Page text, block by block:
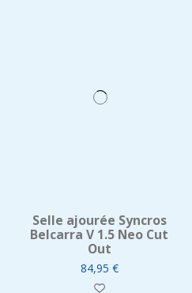
Selle ajourée Syncros
Belcarra V 1.5 Neo Cut
Out
84,95 €